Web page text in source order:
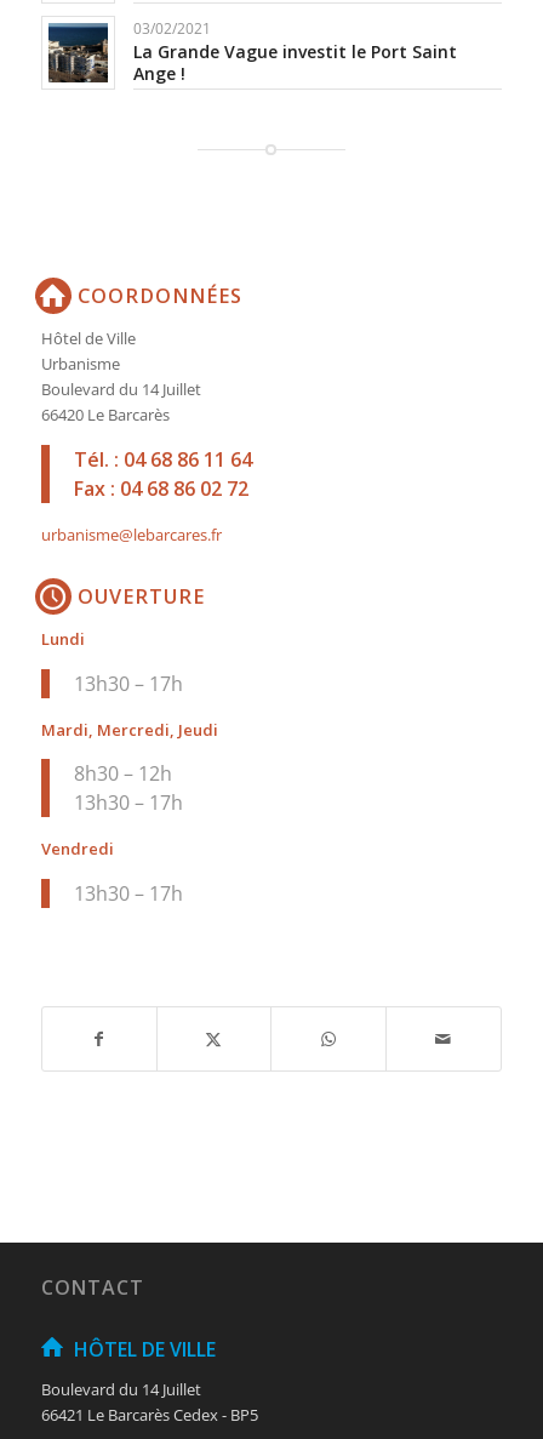
03/02/2021
La Grande Vague investit le Port Saint
Ange !
COORDONNÉES
Hôtel de Ville
Urbanisme
Boulevard du 14 Juillet
66420 Le Barcarès
Tél. : 04 68 86 11 64
Fax : 04 68 86 02 72
urbanisme@lebarcares.fr
OUVERTURE
Lundi
13h30 – 17h
Mardi, Mercredi, Jeudi
8h30 – 12h
13h30 – 17h
Vendredi
13h30 – 17h
CONTACT
HÔTEL DE VILLE
Boulevard du 14 Juillet
66421 Le Barcarès Cedex - BP5